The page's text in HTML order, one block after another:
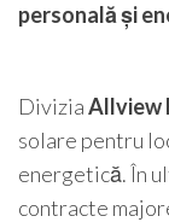
personală și
DiviziaAllview
solare pentru
energetică. În
contracte